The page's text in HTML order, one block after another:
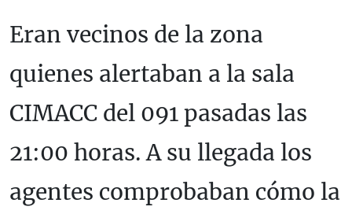
Eran vecinos de la zona
quienes alertaban a la sala
CIMACC del 091 pasadas las
21:00 horas. A su llegada los
agentes comprobaban cómo la